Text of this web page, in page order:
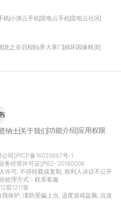
机小滴云手机雷电云手机雷电云社区
龙之谷启程仙界大掌门 崩坏因缘精灵
纳士关于我们功能介绍 应用权限
司沪ICP备16020667号-1
务经营许可证沪B2- 20180008
许可, 不得转载或复制, 权利人决议不公开
处理方式： 联系客服
层1211室
保护, 谨防受骗上当, 适度游戏益脑, 沉迷